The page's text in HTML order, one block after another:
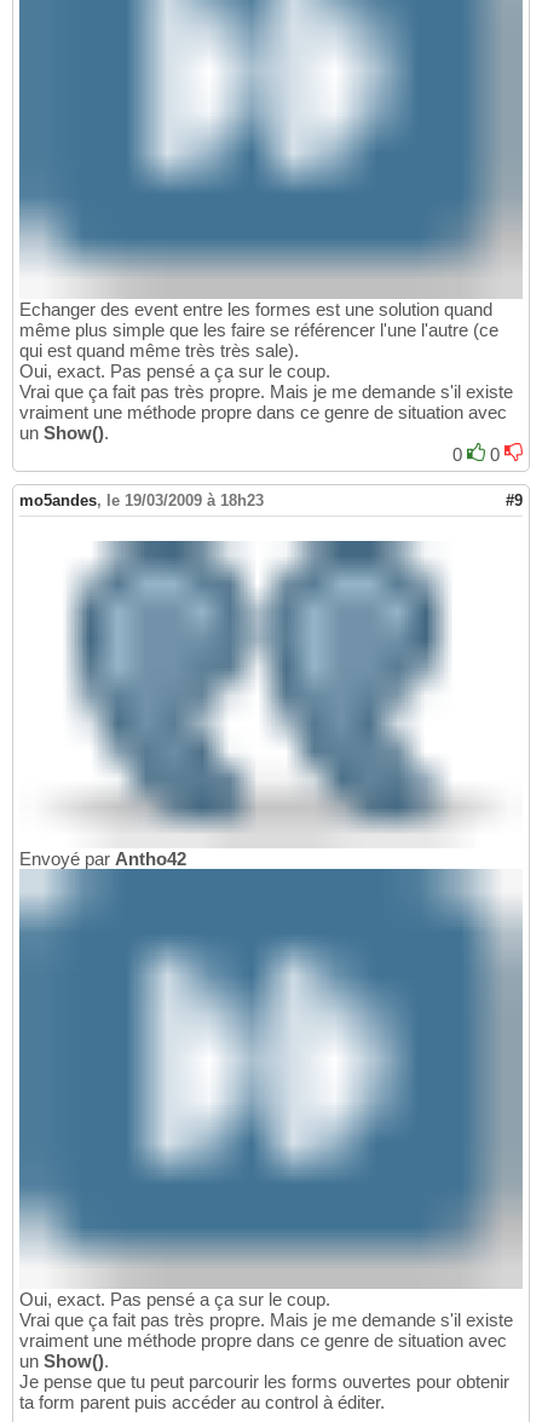
Echanger des event entre les formes est une solution quand
même plus simple que les faire se référencer l'une l'autre (ce
qui est quand même très très sale).
Oui, exact. Pas pensé a ça sur le coup.
Vrai que ça fait pas très propre. Mais je me demande s'il existe
vraiment une méthode propre dans ce genre de situation avec
un Show().
0
0
mo5andes, le 19/03/2009 à 18h23 #9
Envoyé par Antho42
Oui, exact. Pas pensé a ça sur le coup.
Vrai que ça fait pas très propre. Mais je me demande s'il existe
vraiment une méthode propre dans ce genre de situation avec
un Show().
Je pense que tu peut parcourir les forms ouvertes pour obtenir
ta form parent puis accéder au control à éditer.